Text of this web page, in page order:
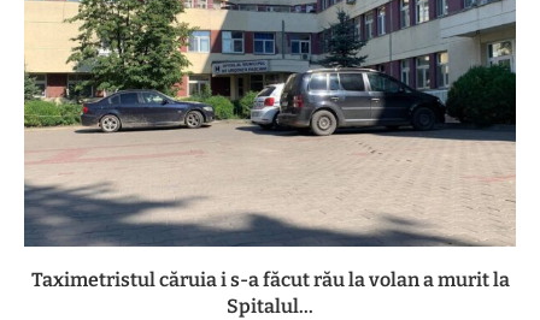
Taximetristul căruia i s-a făcut rău la volan a murit la
Spitalul...